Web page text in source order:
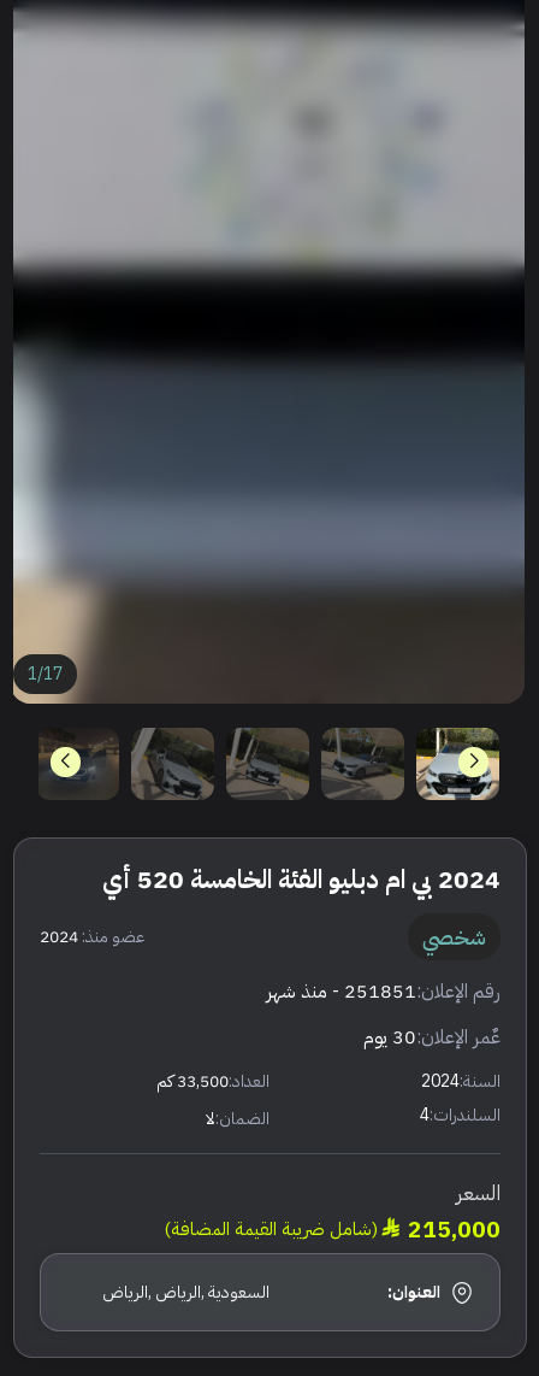
1/17
2024 بي ام دبليو الفئة الخامسة 520 أي
شخصي عضو منذ:2024
رقم الإعلان:251851 - منذ شهر
عٌمر الإعلان:30 يوم
السنة:2024 العداد:33,500 كم
السلندرات:4 الضمان:لا
السعر
215,000 (شامل ضريبة القيمة المضافة)
العنوان: السعودية ,الرياض ,الرياض